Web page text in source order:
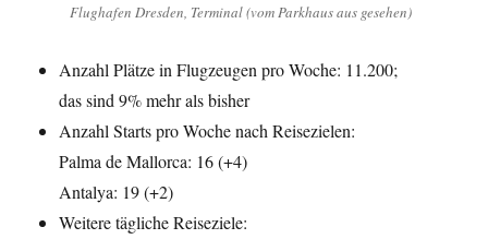
Flughafen Dresden, Terminal (vom Parkhaus aus gesehen)
Anzahl Plätze in Flugzeugen pro Woche: 11.200;
das sind 9% mehr als bisher
Anzahl Starts pro Woche nach Reisezielen:
Palma de Mallorca: 16 (+4)
Antalya: 19 (+2)
Weitere tägliche Reiseziele: